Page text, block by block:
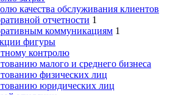
качества обслуживания клиентов
отчетности 1
коммуникациям 1
фигуры
контролю
малого и среднего бизнеса
физических лиц
юридических лиц